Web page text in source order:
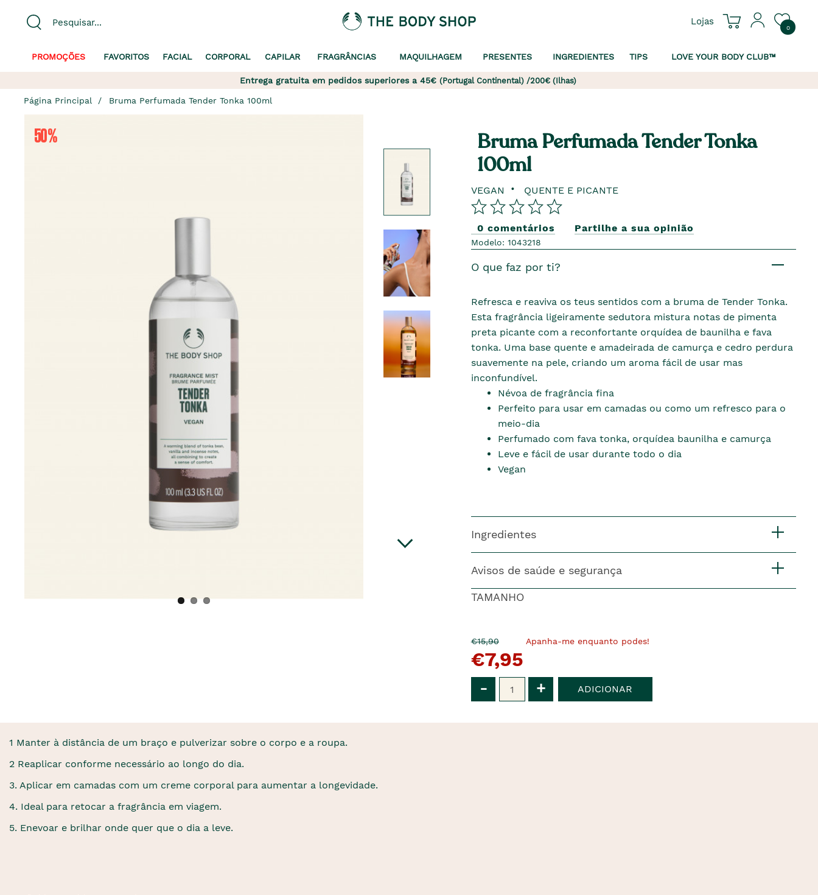
Lojas
0
PROMOÇÕES FAVORITOS FACIAL CORPORAL CAPILAR FRAGRÂNCIAS MAQUILHAGEM PRESENTES INGREDIENTES TIPS LOVE YOUR BODY CLUB™
Entrega gratuita em pedidos superiores a 45€ (Portugal Continental) /200€ (Ilhas)
Página Principal Bruma Perfumada Tender Tonka 100ml
Bruma Perfumada Tender Tonka
100ml
VEGAN QUENTE E PICANTE
0 comentários Partilhe a sua opinião
Modelo: 1043218
O que faz por ti?
Refresca e reaviva os teus sentidos com a bruma de Tender Tonka.
Esta fragrância ligeiramente sedutora mistura notas de pimenta
preta picante com a reconfortante orquídea de baunilha e fava
tonka. Uma base quente e amadeirada de camurça e cedro perdura
suavemente na pele, criando um aroma fácil de usar mas
inconfundível.
Névoa de fragrância fina
Perfeito para usar em camadas ou como um refresco para o
meio-dia
Perfumado com fava tonka, orquídea baunilha e camurça
Leve e fácil de usar durante todo o dia
Vegan
Ingredientes
Avisos de saúde e segurança
TAMANHO
O
pre�o
anterior
€15,90Agora
�
€7,95
Apanha-me enquanto podes!
- + ADICIONAR
1 Manter à distância de um braço e pulverizar sobre o corpo e a roupa.
2 Reaplicar conforme necessário ao longo do dia.
3. Aplicar em camadas com um creme corporal para aumentar a longevidade.
4. Ideal para retocar a fragrância em viagem.
5. Enevoar e brilhar onde quer que o dia a leve.